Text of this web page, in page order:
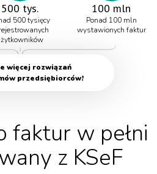
500 tys.
500 tysięcy
100 mln
Ponad 100 mln
wystawionych faktur
więcej rozwiązań
przedsiębiorców!
faktur w pełni
z KSeF